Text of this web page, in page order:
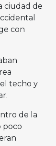
ciudad de
con
techo y
de la
poco